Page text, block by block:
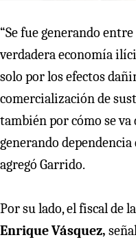
“Se fue generando
verdadera economía
solo por los efectos
comercialización de
también por cómo se
generando dependencia
agregó Garrido.
Por su lado, el fiscal de
Enrique Vásquez,